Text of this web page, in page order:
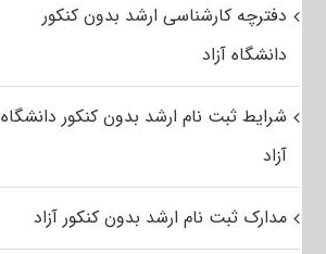
دفترچه کارشناسی ارشد بدون کنکور
دانشگاه آزاد
شرایط ثبت نام ارشد بدون کنکور دانشگاه
آزاد
مدارک ثبت نام ارشد بدون کنکور آزاد